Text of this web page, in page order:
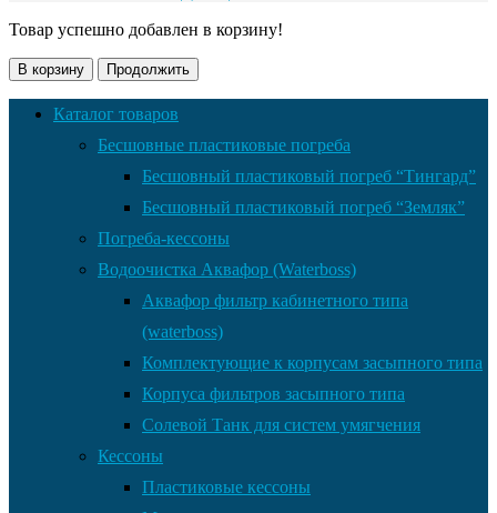
Товар успешно добавлен в корзину!
В корзину Продолжить
Каталог товаров
Бесшовные пластиковые погреба
Бесшовный пластиковый погреб “Тингард”
Бесшовный пластиковый погреб “Земляк”
Погреба-кессоны
Водоочистка Аквафор (Waterboss)
Аквафор фильтр кабинетного типа
(waterboss)
Комплектующие к корпусам засыпного типа
Корпуса фильтров засыпного типа
Солевой Танк для систем умягчения
Кессоны
Пластиковые кессоны